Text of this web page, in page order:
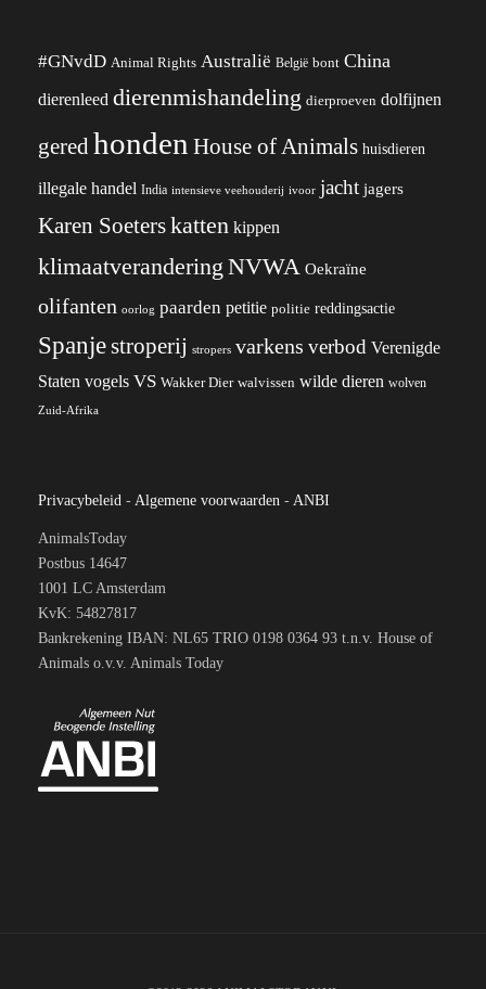
#GNvdD Animal Rights Australië België bont China
dierenleed dierenmishandeling dierproeven dolfijnen
geredhonden House of Animals huisdieren
illegale handel India intensieve veehouderij ivoor jacht jagers
Karen Soeterskatten kippen
klimaatverandering NVWA Oekraïne
olifanten oorlog paarden petitie politie reddingsactie
Spanjestroperij stropers varkens verbod Verenigde
Staten vogels VS Wakker Dier walvissen wilde dieren wolven
Zuid-Afrika
Privacybeleid - Algemene voorwaarden - ANBI
AnimalsToday
Postbus 14647
1001 LC Amsterdam
KvK: 54827817
Bankrekening IBAN: NL65 TRIO 0198 0364 93 t.n.v. House of
Animals o.v.v. Animals Today